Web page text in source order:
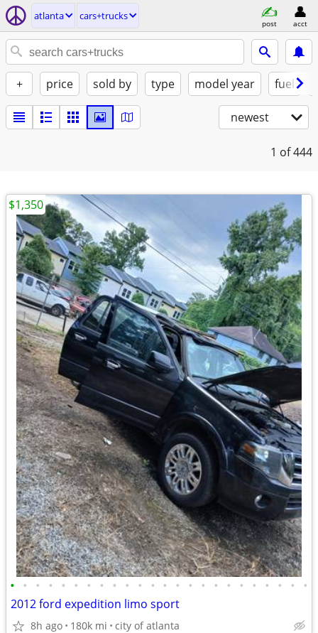
atlanta cars+trucks
post acct
+ price sold by type model year fuel
newest
1 of 444
• • • • • • • • • • • • • • • • • • • • • • • •
2012 ford expedition limo sport
8h ago 180k mi city of atlanta
$1,350